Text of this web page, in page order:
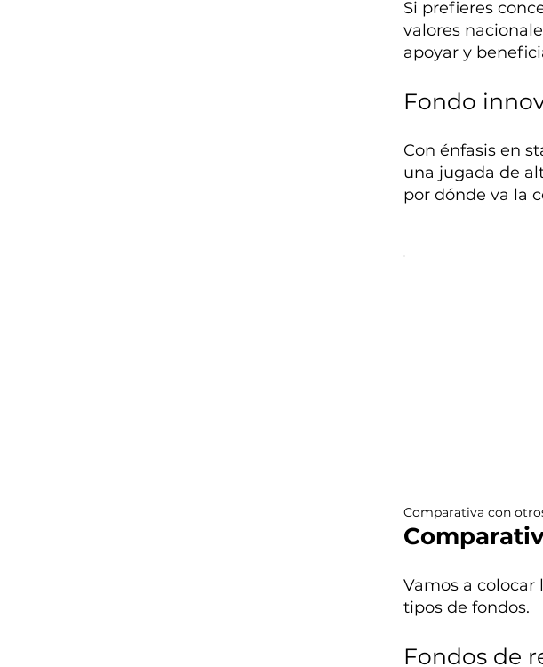
Comparativa con
Vamos a
tipos de fondos.
Fondos de
Si prefieres
valores
apoyar y
Fondo
Con énfasis en
una jugada de
por dónde va la